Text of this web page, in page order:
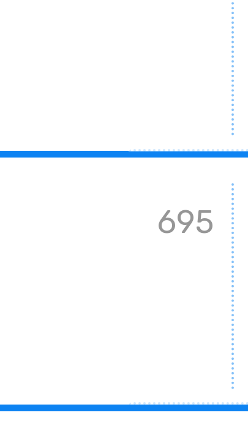
695